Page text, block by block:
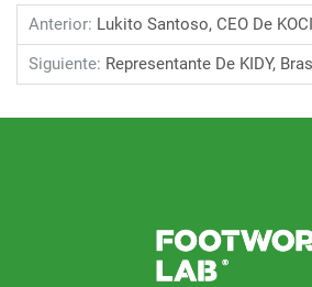
Anterior: Lukito Santoso, CEO De KOCIPAK De
Siguiente: Representante De KIDY, Brasil, Tienda De